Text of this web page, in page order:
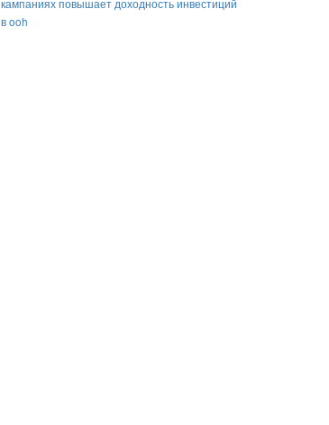
кампаниях повышает доходность инвестиций
в ooh